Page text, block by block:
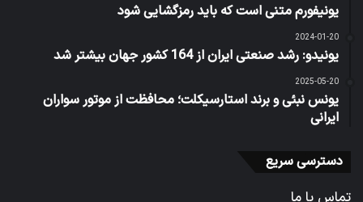
یونیفورم متنی است که باید رمزگشایی شود
2024-01-20
یونیدو: رشد صنعتی ایران از 164 کشور جهان بیشتر شد
2025-05-20
یونس نبئی و برند استارسیکلت؛ محافظت از موتور سواران
ایرانی
دسترسی سریع
تماس با ما